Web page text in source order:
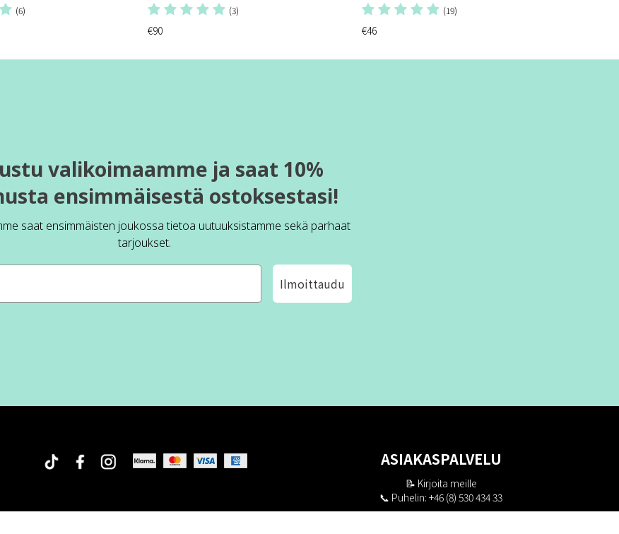
(6) (3)
€90
(19)
€46
valikoimaamme ja saat 10%
ensimmäisestä ostoksestasi!
saat ensimmäisten joukossa tietoa uutuuksistamme sekä parhaat
tarjoukset.
Ilmoittaudu
ASIAKASPALVELU
📝 Kirjoita meille
📞 Puhelin: +46 (8) 530 434 33
Maanantai - Torstai klo 10.00 - 17.00